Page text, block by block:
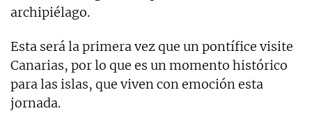
archipiélago.
Esta será la primera vez que un pontífice visite
Canarias, por lo que es un momento histórico
para las islas, que viven con emoción esta
jornada.